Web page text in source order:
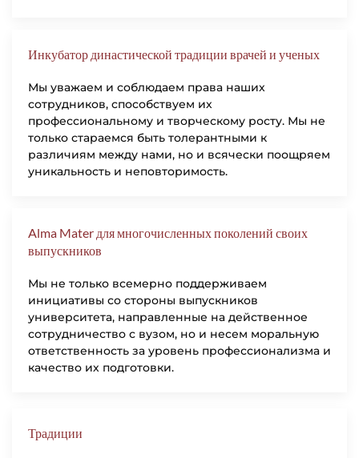
Инкубатор династической традиции врачей и ученых
Мы уважаем и соблюдаем права наших
сотрудников, способствуем их
профессиональному и творческому росту. Мы не
только стараемся быть толерантными к
различиям между нами, но и всячески поощряем
уникальность и неповторимость.
Alma Mater для многочисленных поколений своих
выпускников
Мы не только всемерно поддерживаем
инициативы со стороны выпускников
университета, направленные на действенное
сотрудничество с вузом, но и несем моральную
ответственность за уровень профессионализма и
качество их подготовки.
Традиции